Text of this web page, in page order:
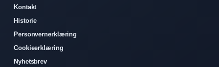
Kontakt
Historie
Personvernerklæring
Cookieerklæring
Nyhetsbrev